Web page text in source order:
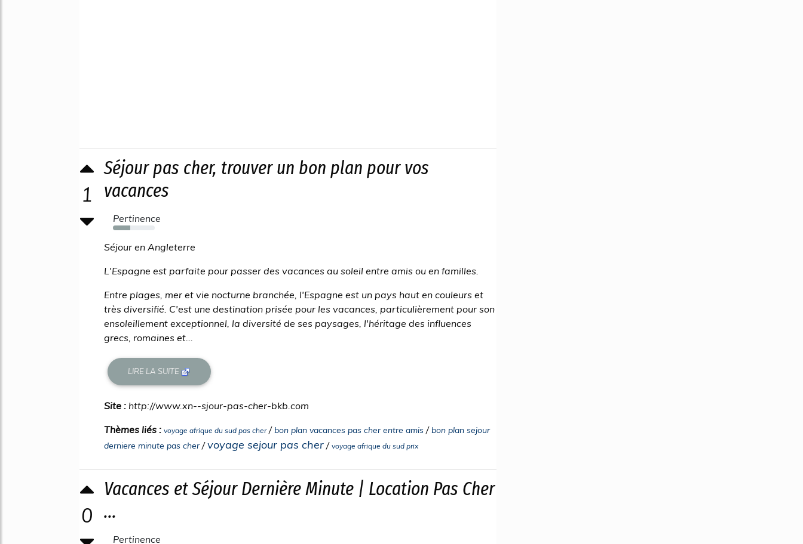
1
Séjour pas cher, trouver un bon plan pour vos
vacances
Pertinence
42%
Séjour en Angleterre
L'Espagne est parfaite pour passer des vacances au soleil entre amis ou en familles.
Entre plages, mer et vie nocturne branchée, l'Espagne est un pays haut en couleurs et
très diversifié. C'est une destination prisée pour les vacances, particulièrement pour son
ensoleillement exceptionnel, la diversité de ses paysages, l'héritage des influences
grecs, romaines et...
LIRE LA SUITE
Site : http://www.xn--sjour-pas-cher-bkb.com
Thèmes liés : voyage afrique du sud pas cher/ bon plan vacances pas cher entre amis / bon plan sejour
derniere minute pas cher/voyage sejour pas cher / voyage afrique du sud prix
0
Vacances et Séjour Dernière Minute | Location Pas Cher
...
Pertinence